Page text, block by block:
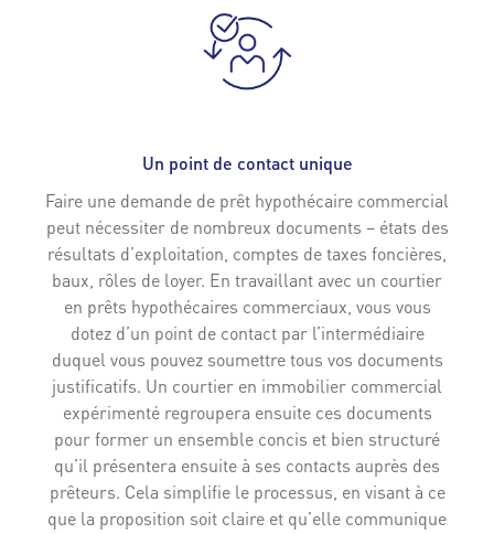
Un point de contact unique
Faire une demande de prêt hypothécaire commercial
peut nécessiter de nombreux documents – états des
résultats d’exploitation, comptes de taxes foncières,
baux, rôles de loyer. En travaillant avec un courtier
en prêts hypothécaires commerciaux, vous vous
dotez d’un point de contact par l’intermédiaire
duquel vous pouvez soumettre tous vos documents
justificatifs. Un courtier en immobilier commercial
expérimenté regroupera ensuite ces documents
pour former un ensemble concis et bien structuré
qu’il présentera ensuite à ses contacts auprès des
prêteurs. Cela simplifie le processus, en visant à ce
que la proposition soit claire et qu’elle communique